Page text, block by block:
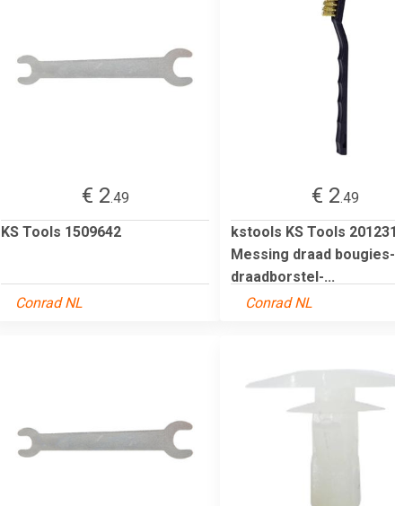
€ 2.49
KS Tools 1509642
Conrad NL
€ 2.49
kstools KS Tools
Messing draad bougies-
draadborstel-...
Conrad NL